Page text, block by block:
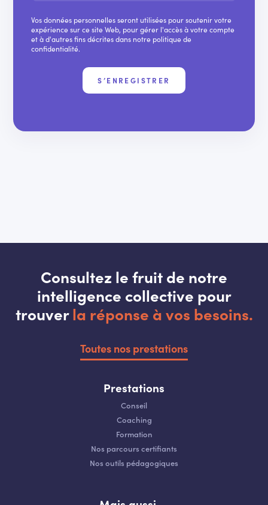
Vos données personnelles seront utilisées pour soutenir votre
expérience sur ce site Web, pour gérer l'accès à votre compte
et à d'autres fins décrites dans notre politique de
confidentialité.
S’ENREGISTRER
Consultez le fruit de notre
intelligence collective pour
trouverla réponse à vos besoins.
Toutes nos prestations
Prestations
Conseil
Coaching
Formation
Nos parcours certifiants
Nos outils pédagogiques